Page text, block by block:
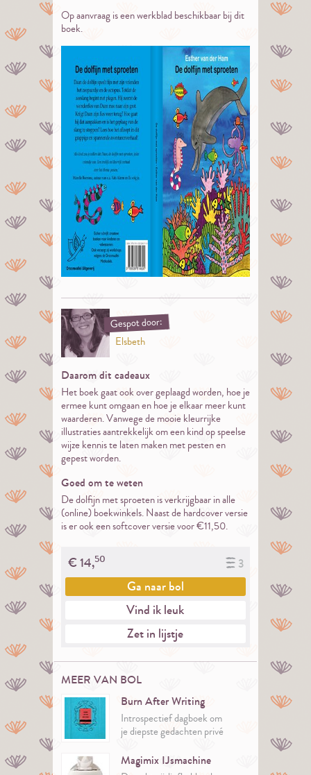
Op aanvraag is een werkblad beschikbaar bij dit
boek.
Gespot door:
Elsbeth
Daarom dit cadeaux
Het boek gaat ook over geplaagd worden, hoe je
ermee kunt omgaan en hoe je elkaar meer kunt
waarderen. Vanwege de mooie kleurrijke
illustraties aantrekkelijk om een kind op speelse
wijze kennis te laten maken met pesten en
gepest worden.
Goed om te weten
De dolfijn met sproeten is verkrijgbaar in alle
(online) boekwinkels. Naast de hardcover versie
is er ook een softcover versie voor €11,50.
3
€14,50
Ga naarbol
Vind ik leuk
Zet in lijstje
MEER VAN BOL
Burn After Writing
Introspectief dagboek om
je diepste gedachten privé
Magimix IJsmachine